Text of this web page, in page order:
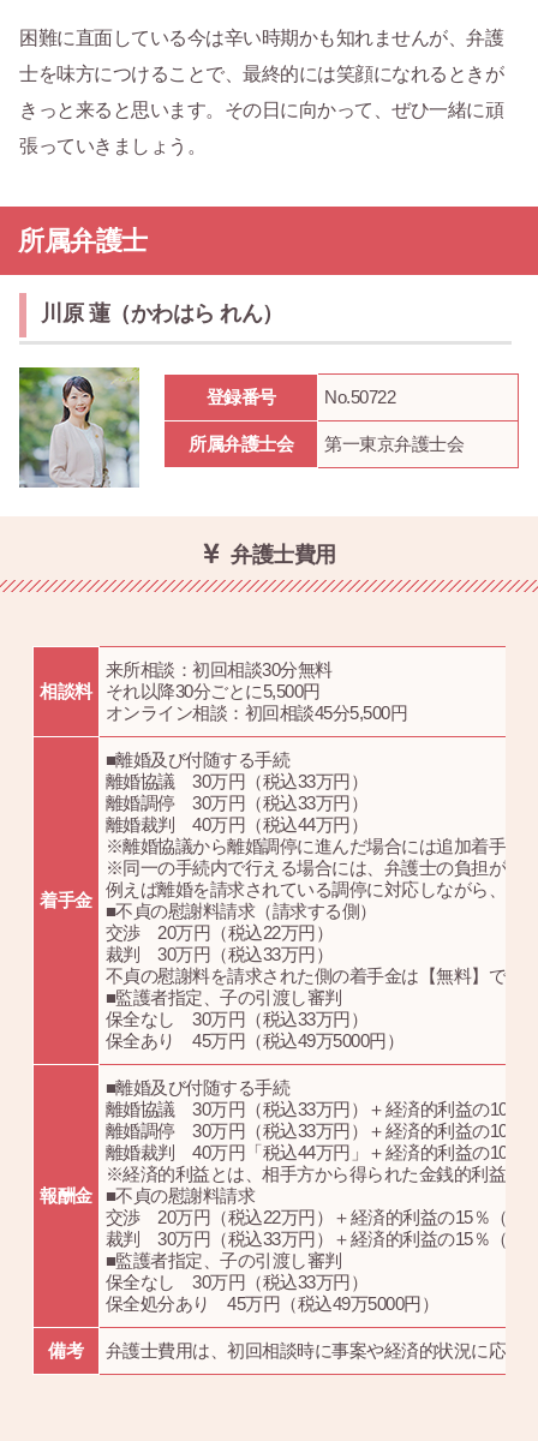
困難に直面している今は辛い時期かも知れませんが、弁護
士を味方につけることで、最終的には笑顔になれるときが
きっと来ると思います。その日に向かって、ぜひ一緒に頑
張っていきましょう。
所属弁護士
川原 蓮（かわはら れん）
登録番号 No.50722
所属弁護士会 第一東京弁護士会
弁護士費用
相談料
来所相談：初回相談30分無料
それ以降30分ごとに5,500円
オンライン相談：初回相談45分5,500円
着手金
■離婚及び付随する手続
離婚協議 30万円（税込33万円）
離婚調停 30万円（税込33万円）
離婚裁判 40万円（税込44万円）
※離婚協議から離婚調停に進んだ場合には追加着手金
※同一の手続内で行える場合には、弁護士の負担が大
例えば離婚を請求されている調停に対応しながら、同
■不貞の慰謝料請求（請求する側）
交渉 20万円（税込22万円）
裁判 30万円（税込33万円）
不貞の慰謝料を請求された側の着手金は【無料】です
■監護者指定、子の引渡し審判
保全なし 30万円（税込33万円）
保全あり 45万円（税込49万5000円）
報酬金
■離婚及び付随する手続
離婚協議 30万円（税込33万円）＋経済的利益の10％
離婚調停 30万円（税込33万円）＋経済的利益の10％
離婚裁判 40万円「税込44万円」＋経済的利益の10％
※経済的利益とは、相手方から得られた金銭的利益を
■不貞の慰謝料請求
交渉 20万円（税込22万円）＋経済的利益の15％（税
裁判 30万円（税込33万円）＋経済的利益の15％（税
■監護者指定、子の引渡し審判
保全なし 30万円（税込33万円）
保全処分あり 45万円（税込49万5000円）
備考 弁護士費用は、初回相談時に事案や経済的状況に応じ